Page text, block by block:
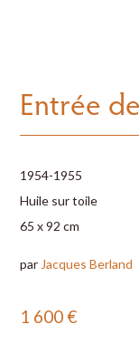
Entrée
1954-1955
Huile sur toile
65 x 92 cm
par Jacques Berland
1 600€